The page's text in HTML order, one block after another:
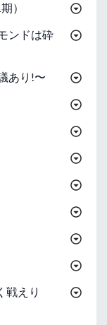
）
ンドは砕
あり!〜
戦えり